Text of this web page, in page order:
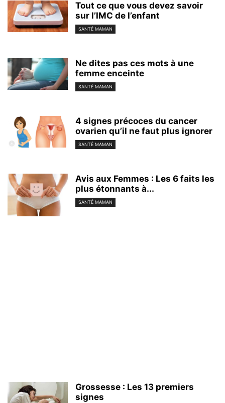
Tout ce que vous devez savoir
sur l’IMC de l’enfant
SANTÉ MAMAN
Ne dites pas ces mots à une
femme enceinte
SANTÉ MAMAN
4 signes précoces du cancer
ovarien qu’il ne faut plus ignorer
SANTÉ MAMAN
Avis aux Femmes : Les 6 faits les
plus étonnants à...
SANTÉ MAMAN
Grossesse : Les 13 premiers
signes